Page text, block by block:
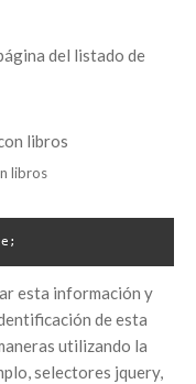
del listado de
libros
esta información y
de esta
utilizando la
selectores jquery,